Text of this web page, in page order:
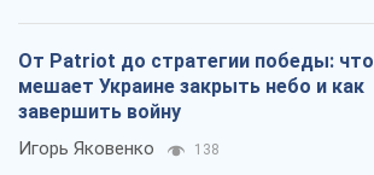
От Patriot до стратегии победы: что
мешает Украине закрыть небо и как
завершить войну
Игорь Яковенко 138